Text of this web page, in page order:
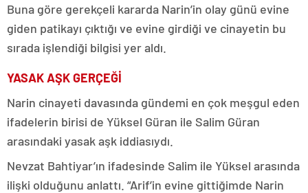
Buna göre gerekçeli kararda Narin’in olay günü evine
giden patikayı çıktığı ve evine girdiği ve cinayetin bu
sırada işlendiği bilgisi yer aldı.
YASAK AŞK GERÇEĞİ
Narin cinayeti davasında gündemi en çok meşgul eden
ifadelerin birisi de Yüksel Güran ile Salim Güran
arasındaki yasak aşk iddiasıydı.
Nevzat Bahtiyar’ın ifadesinde Salim ile Yüksel arasında
ilişki olduğunu anlattı. “Arif’in evine gittiğimde Narin